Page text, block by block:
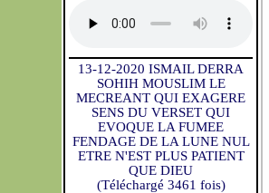
13-12-2020 ISMAIL DERRA
SOHIH MOUSLIM LE
MECREANT QUI EXAGERE
SENS DU VERSET QUI
EVOQUE LA FUMEE
FENDAGE DE LA LUNE NUL
ETRE N'EST PLUS PATIENT
QUE DIEU
(Téléchargé 3461 fois)